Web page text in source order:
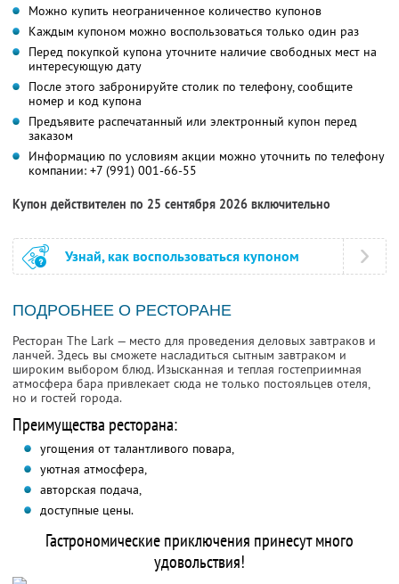
Можно купить неограниченное количество купонов
Каждым купоном можно воспользоваться только один раз
Перед покупкой купона уточните наличие свободных мест на
интересующую дату
После этого забронируйте столик по телефону, сообщите
номер и код купона
Предъявите распечатанный или электронный купон перед
заказом
Информацию по условиям акции можно уточнить по телефону
компании: +7 (991) 001-66-55
Купон действителен по 25 сентября 2026 включительно
Узнай, как воспользоваться купоном
ПОДРОБНЕЕ О РЕСТОРАНЕ
Ресторан The Lark — место для проведения деловых завтраков и
ланчей. Здесь вы сможете насладиться сытным завтраком и
широким выбором блюд. Изысканная и теплая гостеприимная
атмосфера бара привлекает сюда не только постояльцев отеля,
но и гостей города.
Преимущества ресторана:
угощения от талантливого повара,
уютная атмосфера,
авторская подача,
доступные цены.
Гастрономические приключения принесут много
удовольствия!